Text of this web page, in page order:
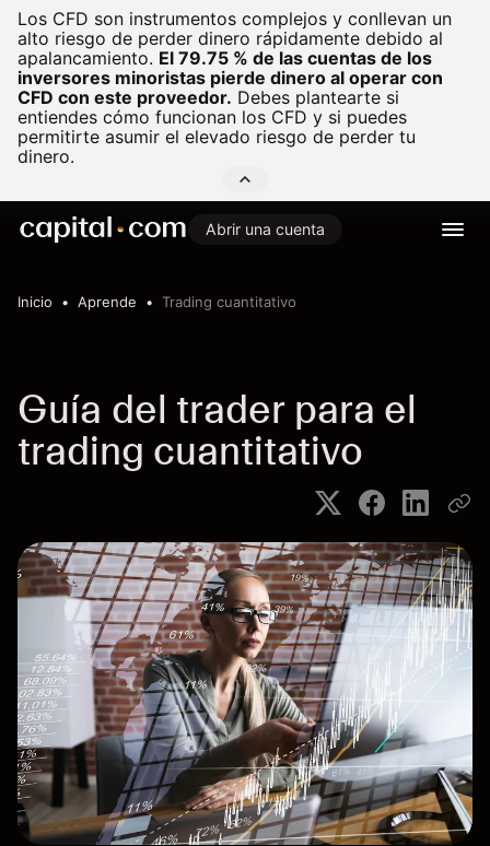
Los CFD son instrumentos complejos y conllevan un
alto riesgo de perder dinero rápidamente debido al
apalancamiento. El 79.75 % de las cuentas de los
inversores minoristas pierde dinero al operar con
CFD con este proveedor. Debes plantearte si
entiendes cómo funcionan los CFD y si puedes
permitirte asumir el elevado riesgo de perder tu
dinero.
Abrir una cuenta
Inicio Aprende Trading cuantitativo
Guía del trader para el
trading cuantitativo